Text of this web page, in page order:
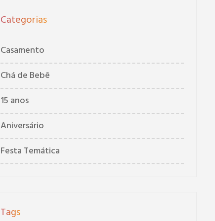
Categorias
Casamento
Chá de Bebê
15 anos
Aniversário
Festa Temática
Tags